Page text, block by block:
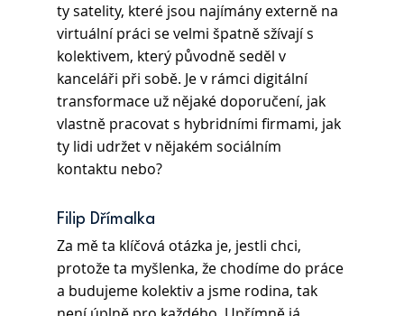
ty satelity, které jsou najímány externě na
virtuální práci se velmi špatně sžívají s
kolektivem, který původně seděl v
kanceláři při sobě. Je v rámci digitální
transformace už nějaké doporučení, jak
vlastně pracovat s hybridními firmami, jak
ty lidi udržet v nějakém sociálním
kontaktu nebo?
Filip Dřímalka
Za mě ta klíčová otázka je, jestli chci,
protože ta myšlenka, že chodíme do práce
a budujeme kolektiv a jsme rodina, tak